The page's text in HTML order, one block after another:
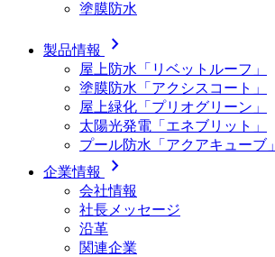
塗膜防水
製品情報 chevron_right
屋上防水「リベットルーフ」
塗膜防水「アクシスコート」
屋上緑化「プリオグリーン」
太陽光発電「エネブリット」
プール防水「アクアキューブ」
企業情報
chevron_right
会社情報
社長メッセージ
沿革
関連企業